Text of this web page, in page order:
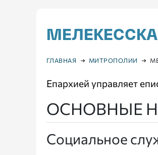
ГЛАВНАЯ МИТРОПОЛИИ
Епархией управляет
ОСНОВНЫЕ
Социальное